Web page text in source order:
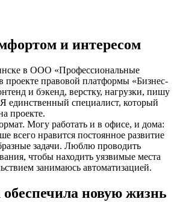
и интересом
в ООО «Профессиональные
проекте правовой платформы «Бизнес-
и бэкенд, верстку, нагрузки, пишу
единственный специалист, который
проекте.
Могу работать и в офисе, и дома:
всего нравится постоянное развитие
задачи. Люблю проводить
чтобы находить уязвимые места
занимаюсь автоматизацией.
новую жизнь